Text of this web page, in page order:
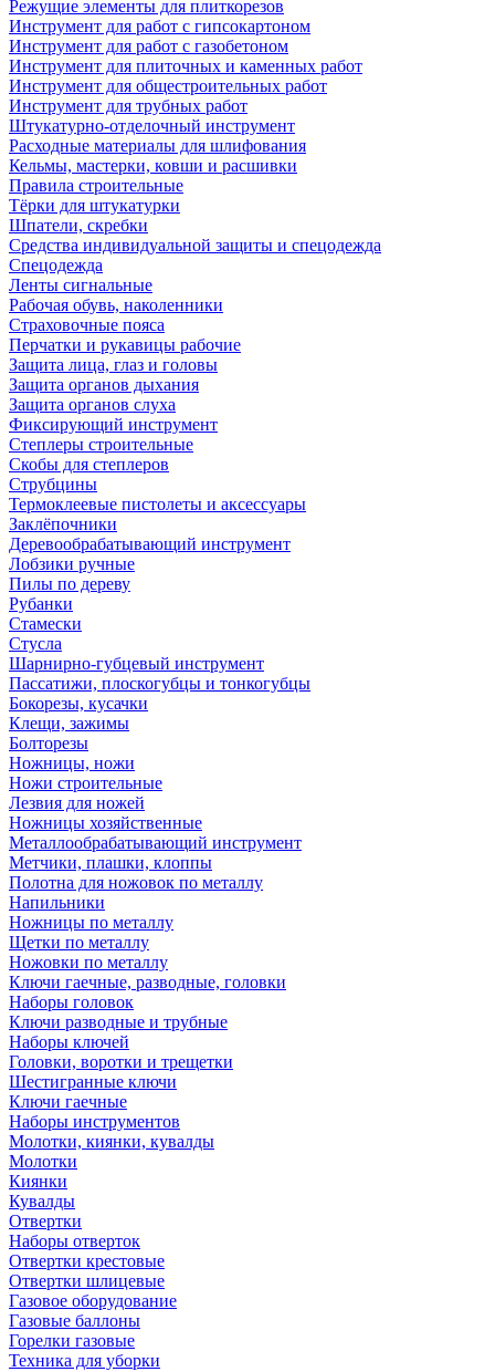
Режущие элементы для плиткорезов
Инструмент для работ с гипсокартоном
Инструмент для работ с газобетоном
Инструмент для плиточных и каменных работ
Инструмент для общестроительных работ
Инструмент для трубных работ
Штукатурно-отделочный инструмент
Расходные материалы для шлифования
Кельмы, мастерки, ковши и расшивки
Правила строительные
Тёрки для штукатурки
Шпатели, скребки
Средства индивидуальной защиты и спецодежда
Спецодежда
Ленты сигнальные
Рабочая обувь, наколенники
Страховочные пояса
Перчатки и рукавицы рабочие
Защита лица, глаз и головы
Защита органов дыхания
Защита органов слуха
Фиксирующий инструмент
Степлеры строительные
Скобы для степлеров
Струбцины
Термоклеевые пистолеты и аксессуары
Заклёпочники
Деревообрабатывающий инструмент
Лобзики ручные
Пилы по дереву
Рубанки
Стамески
Стусла
Шарнирно-губцевый инструмент
Пассатижи, плоскогубцы и тонкогубцы
Бокорезы, кусачки
Клещи, зажимы
Болторезы
Ножницы, ножи
Ножи строительные
Лезвия для ножей
Ножницы хозяйственные
Металлообрабатывающий инструмент
Метчики, плашки, клоппы
Полотна для ножовок по металлу
Напильники
Ножницы по металлу
Щетки по металлу
Ножовки по металлу
Ключи гаечные, разводные, головки
Наборы головок
Ключи разводные и трубные
Наборы ключей
Головки, воротки и трещетки
Шестигранные ключи
Ключи гаечные
Наборы инструментов
Молотки, киянки, кувалды
Молотки
Киянки
Кувалды
Отвертки
Наборы отверток
Отвертки крестовые
Отвертки шлицевые
Газовое оборудование
Газовые баллоны
Горелки газовые
Техника для уборки